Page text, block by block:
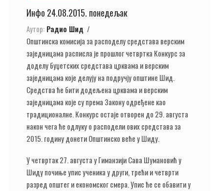
Инфо 24.08.2015. понедељак
Аутор: Радио Шид
Општинска комисија за расподелу средстава верским
заједницама расписла је прошлог четвртка Конкурс за
доделу буџетских средстава црквама и верским
заједницама које делују на подручју општине Шид.
Средства ће бити додељена црквама и верским
заједницама које су према Закону одређене као
традиционалне. Конкурс остаје отворен до 29. августа
након чега ће одлуку о расподели ових средстава за
2015. годину донети Општинско веће у Шиду.
У четвртак 27. августа у Гиманзији Сава Шумановић у
Шиду почиње упис ученика у други, трећи и четврти
разред општег и економског смера. Упис ће се обавити у